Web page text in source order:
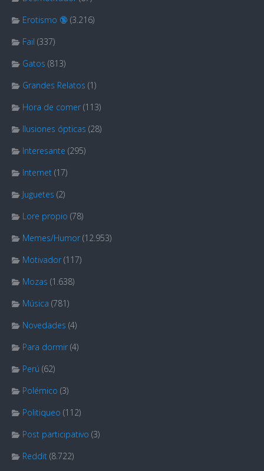
Erotismo 🔞 (3.216)
Fail (337)
Gatos (813)
Grandes Relatos (1)
Hora de comer (113)
Ilusiones ópticas (28)
Interesante (295)
Internet (17)
Juguetes (2)
Lore propio (78)
Memes/Humor (12.953)
Motivador (117)
Mozas (1.638)
Música (781)
Novedades (4)
Para dormir (4)
Perú (62)
Polémico (3)
Politiqueo (112)
Post participativo (3)
Reddit (8.722)